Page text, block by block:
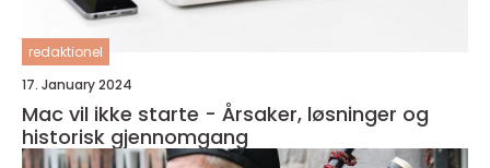
redaktionel
17. January 2024
Mac vil ikke starte - Årsaker, løsninger og
historisk gjennomgang